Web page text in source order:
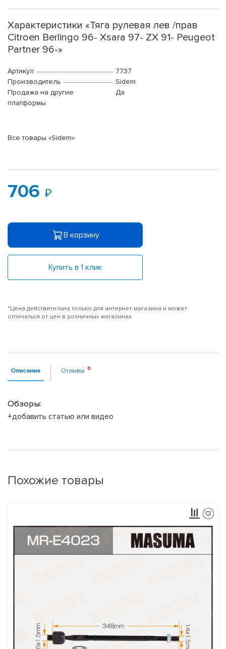
Характеристики «Тяга рулевая лев /прав
Citroen Berlingo 96- Xsara 97- ZX 91- Peugeot
Partner 96-»
Артикул
7737
Производитель
Sidem
Продажа на другие
платформы
Да
Все товары «Sidem»
706
В корзину
Купить в 1 клик
*Цена действительна только для интернет-магазина и может
отличаться от цен в розничных магазинах
Описание Отзывы
Обзоры:
+добавить статью или видео
Похожие товары